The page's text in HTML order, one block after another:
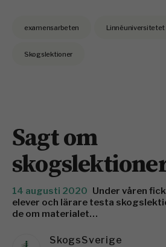
examensarbeten Linnéuniversitetet
Skogslektioner
Sagt om
14 augusti 2020 Under våren
elever och lärare testa
de om materialet…
SkogsSverige